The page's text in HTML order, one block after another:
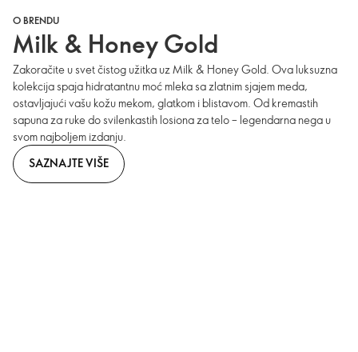
O BRENDU
Milk & Honey Gold
Zakoračite u svet čistog užitka uz Milk & Honey Gold. Ova luksuzna
kolekcija spaja hidratantnu moć mleka sa zlatnim sjajem meda,
ostavljajući vašu kožu mekom, glatkom i blistavom. Od kremastih
sapuna za ruke do svilenkastih losiona za telo – legendarna nega u
svom najboljem izdanju.
SAZNAJTE VIŠE